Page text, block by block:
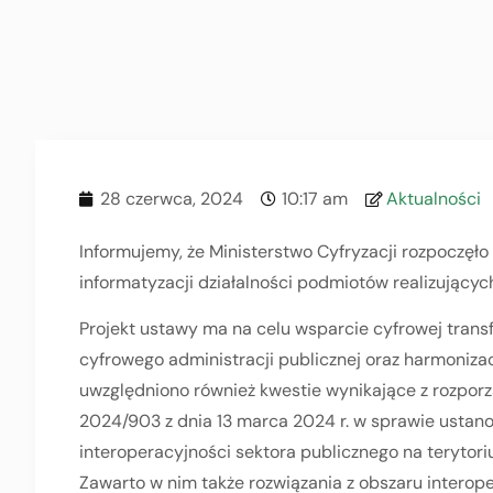
28 czerwca, 2024 10:17 am Aktualności
Informujemy, że Ministerstwo Cyfryzacji
informatyzacji działalności podmiotów
Projekt ustawy ma na celu wsparcie cyfrowej
cyfrowego administracji publicznej oraz
uwzględniono również kwestie wynikające z
2024/903 z dnia 13 marca 2024 r. w sprawie
interoperacyjności sektora publicznego na
Zawarto w nim także rozwiązania z obszaru